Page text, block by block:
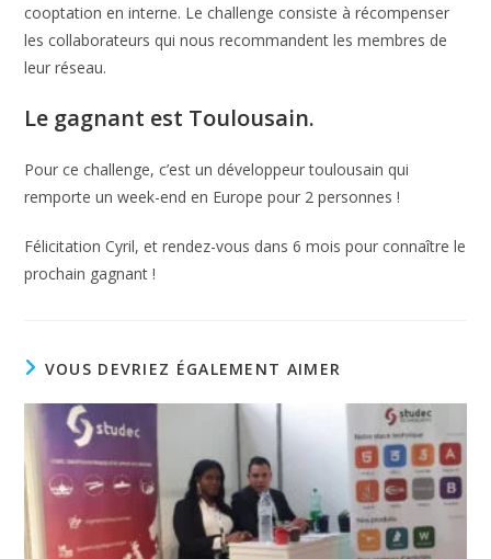
cooptation en interne. Le challenge consiste à récompenser
les collaborateurs qui nous recommandent les membres de
leur réseau.
Le gagnant est Toulousain.
Pour ce challenge, c’est un développeur toulousain qui
remporte un week-end en Europe pour 2 personnes !
Félicitation Cyril, et rendez-vous dans 6 mois pour connaître le
prochain gagnant !
VOUS DEVRIEZ ÉGALEMENT AIMER